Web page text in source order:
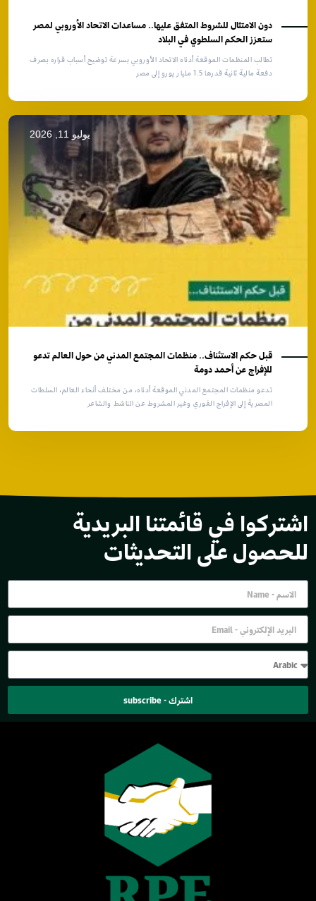
دون الامتثال للشروط المتفق عليها.. مساعدات الاتحاد الأوروبي لمصر
ستعزز الحكم السلطوي في البلاد
تطالب المنظمات الموقعة أدناه الاتحاد الأوروبي بسرعة توضيح أسباب قراره بصرف
دفعة مالية ثانية قدرها 1.5 مليار يورو إلى مصر
يوليو 11, 2026
قبل حكم الاستئناف.. منظمات المجتمع المدني من حول العالم تدعو
للإفراج عن أحمد دومة
تدعو منظمات المجتمع المدني الموقعة أدناه، من مختلف أنحاء العالم، السلطات
المصرية إلى الإفراج الفوري وغير المشروط عن الناشط والشاعر
اشتركوا في قائمتنا البريدية
للحصول على التحديثات
اشترك - subscribe